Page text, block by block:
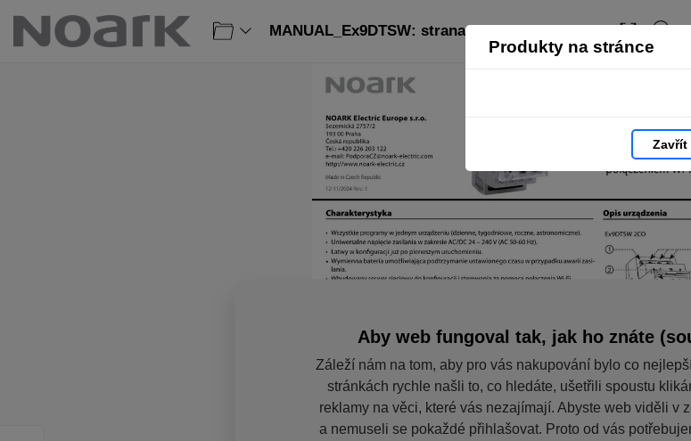
Produkty na stránce
Zavřít
MANUAL_Ex9DTSW: strana 31
Aby web fungoval tak, jak ho znáte
Záleží nám na tom, aby pro vás nakupování bylo co
stránkách rychle našli to, co hledáte, ušetřili spoustu
reklamy na věci, které vás nezajímají. Abyste web viděli v
a nemuseli se pokaždé přihlašovat. Proto od vás